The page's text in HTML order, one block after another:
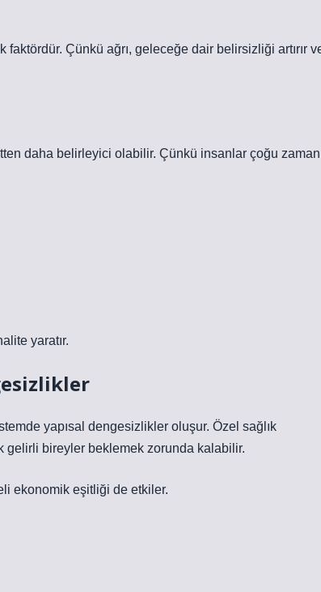
Çünkü ağrı, geleceğe dair belirsizliği artırır
daha belirleyici olabilir. Çünkü insanlar çoğu zaman
yaratır.
yapısal dengesizlikler oluşur. Özel sağlık
gelirli bireyler beklemek zorunda kalabilir.
ekonomik eşitliği de etkiler.